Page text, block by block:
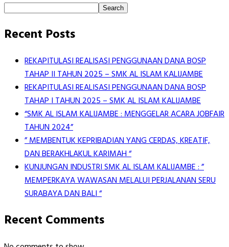
Search
Recent Posts
REKAPITULASI REALISASI PENGGUNAAN DANA BOSP
TAHAP II TAHUN 2025 – SMK AL ISLAM KALIJAMBE
REKAPITULASI REALISASI PENGGUNAAN DANA BOSP
TAHAP I TAHUN 2025 – SMK AL ISLAM KALIJAMBE
“SMK AL ISLAM KALIJAMBE : MENGGELAR ACARA JOBFAIR
TAHUN 2024”
” MEMBENTUK KEPRIBADIAN YANG CERDAS, KREATIF,
DAN BERAKHLAKUL KARIMAH “
KUNJUNGAN INDUSTRI SMK AL ISLAM KALIJAMBE : ”
MEMPERKAYA WAWASAN MELALUI PERJALANAN SERU
SURABAYA DAN BALI “
Recent Comments